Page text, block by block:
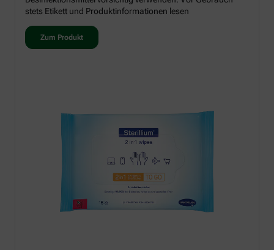
stets Etikett und Produktinformationen lesen
Zum Produkt